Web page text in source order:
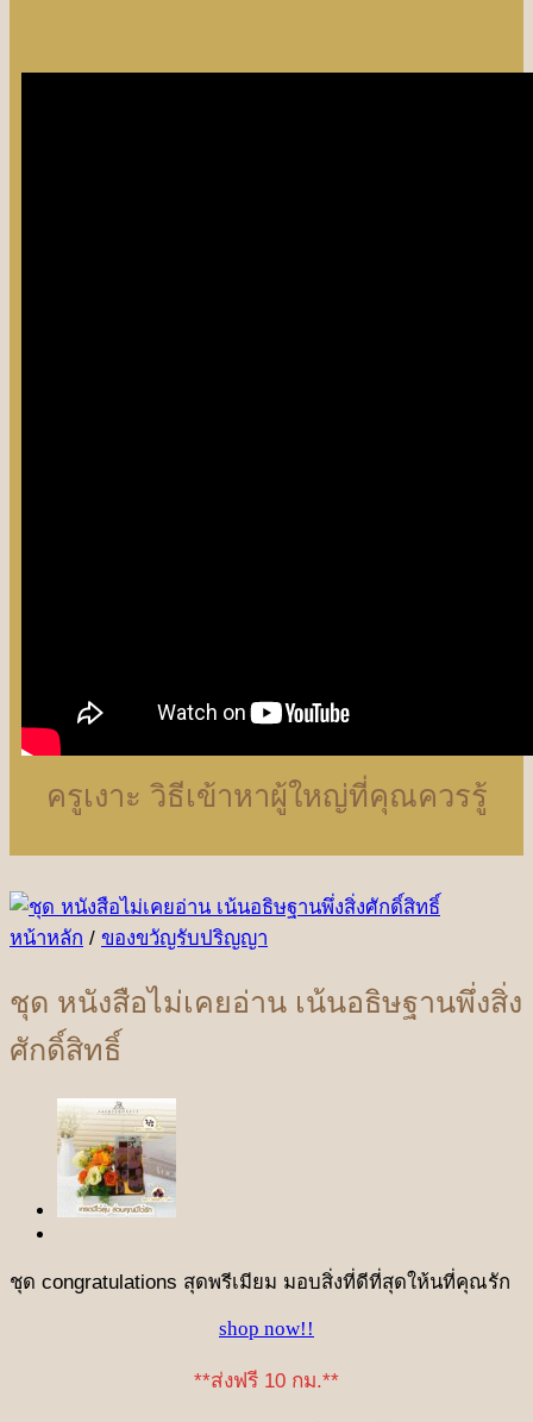
ครูเงาะ วิธีเข้าหาผู้ใหญ่ที่คุณควรรู้
หน้าหลัก / ของขวัญรับปริญญา
ชุด หนังสือไม่เคยอ่าน เน้นอธิษฐานพึ่งสิ่ง
ศักดิ์สิทธิ์
ชุด congratulations สุดพรีเมียม มอบสิ่งที่ดีที่สุดให้นที่คุณรัก
shop now!!
**ส่งฟรี 10 กม.**